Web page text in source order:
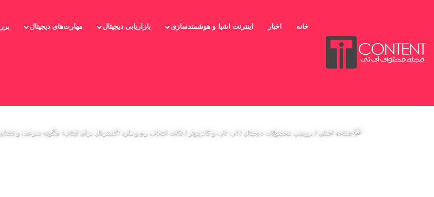
خانه اخبار اینترنت اشیا و هوشمندسازی بازاریابی دیجیتال مهارت‌های دیجیتال
برای
صفحه اصلی / بررسی محصولات دیجیتال / لپ تاپ و کامپیوتر / نکات انتخاب رم و هارد اکسترنال برای لپتاپ؛ چگونه سرعت و